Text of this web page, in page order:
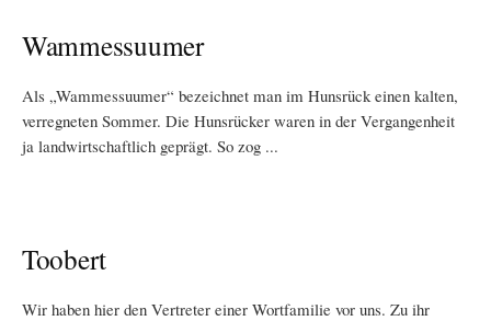
Wammessuumer
Als „Wammessuumer“ bezeichnet man im Hunsrück einen kalten,
verregneten Sommer. Die Hunsrücker waren in der Vergangenheit
ja landwirtschaftlich geprägt. So zog ...
Toobert
Wir haben hier den Vertreter einer Wortfamilie vor uns. Zu ihr